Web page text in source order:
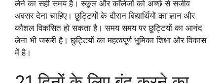
लेने का सही समय है। स्कूल और कॉलेजों को अच्छे से सजीव
अवसर देना चाहिए। छुट्टियों के दौरान विद्यार्थियों का ज्ञान और
कौशल विकसित हो सकता है। समय समय पर छुट्टियों का आनंद
लेना भी जरूरी है। छुट्टियों का महत्वपूर्ण भूमिका शिक्षा और विकास
में है।